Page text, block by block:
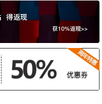
(3)
(3)
(3)
(3)
(3)